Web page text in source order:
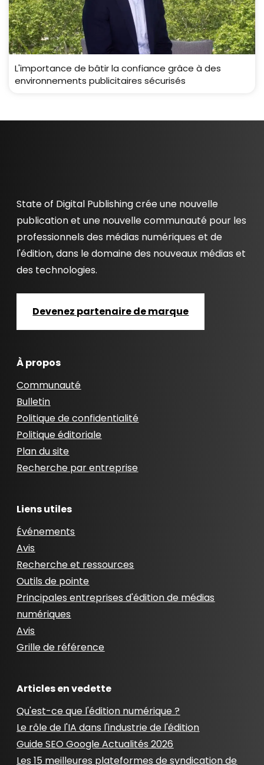
L'importance de bâtir la confiance grâce à des
environnements publicitaires sécurisés
State of Digital Publishing crée une nouvelle
publication et une nouvelle communauté pour les
professionnels des médias numériques et de
l'édition, dans le domaine des nouveaux médias et
des technologies.
Devenez partenaire de marque
À propos
Communauté
Bulletin
Politique de confidentialité
Politique éditoriale
Plan du site
Recherche par entreprise
Liens utiles
Événements
Avis
Recherche et ressources
Outils de pointe
Principales entreprises d'édition de médias
numériques
Avis
Grille de référence
Articles en vedette
Qu'est-ce que l'édition numérique ?
Le rôle de l'IA dans l'industrie de l'édition
Guide SEO Google Actualités 2026
Les 15 meilleures plateformes de syndication de